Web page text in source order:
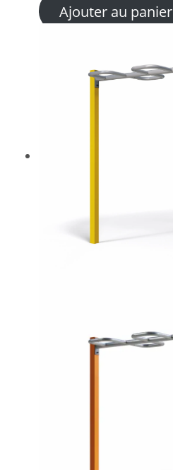
Ajouter au panier